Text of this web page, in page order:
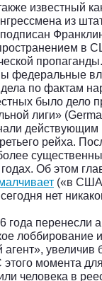
известный
из
в
федеральные
по фактам
было дело
лиги»
рейха.
Об этом
(«в США
нет
года перенесли
лоббирование
увеличив
момента
человека в